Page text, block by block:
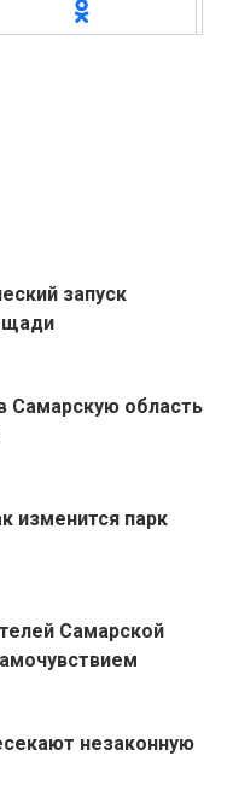
запуск
Самарскую область
изменится парк
Самарской
незаконную